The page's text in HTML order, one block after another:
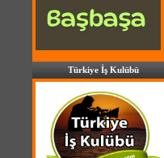
Türkiye İş Kulübü